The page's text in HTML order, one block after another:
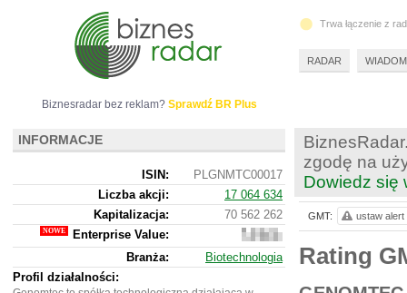
zgodę na
Dowiedz się
Rating
GMT: ustaw alert
Biznesradar bez reklam? Sprawdź BR Plus
INFORMACJE
ISIN:
PLGNMTC00017
Liczba akcji:
17 064 634
Kapitalizacja:
70 562 262
Enterprise Value:
69
373
262
Branża:
Biotechnologia
Profil działalności:
Trwa łączenie z
RADAR